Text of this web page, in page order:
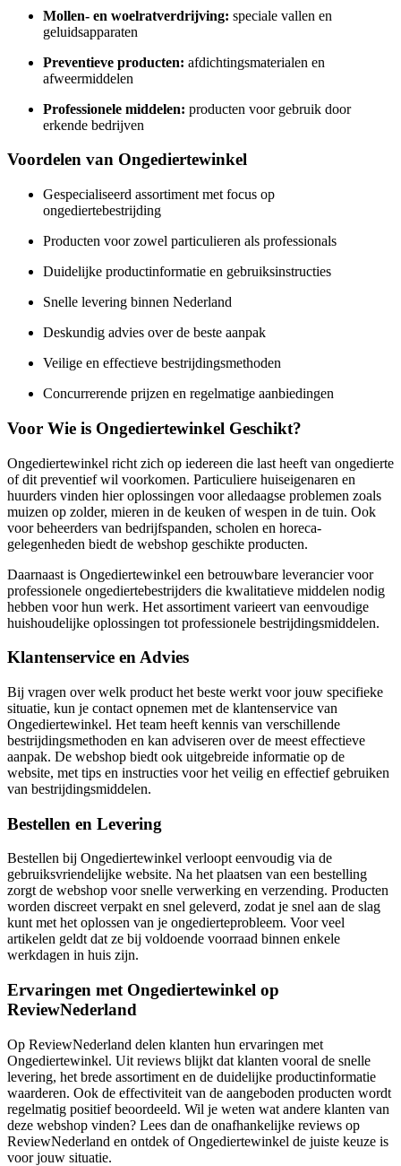
Mollen- en woelratverdrijving: speciale vallen en
geluidsapparaten
Preventieve producten: afdichtingsmaterialen en
afweermiddelen
Professionele middelen: producten voor gebruik door
erkende bedrijven
Voordelen van Ongediertewinkel
Gespecialiseerd assortiment met focus op
ongediertebestrijding
Producten voor zowel particulieren als professionals
Duidelijke productinformatie en gebruiksinstructies
Snelle levering binnen Nederland
Deskundig advies over de beste aanpak
Veilige en effectieve bestrijdingsmethoden
Concurrerende prijzen en regelmatige aanbiedingen
Voor Wie is Ongediertewinkel Geschikt?
Ongediertewinkel richt zich op iedereen die last heeft van ongedierte
of dit preventief wil voorkomen. Particuliere huiseigenaren en
huurders vinden hier oplossingen voor alledaagse problemen zoals
muizen op zolder, mieren in de keuken of wespen in de tuin. Ook
voor beheerders van bedrijfspanden, scholen en horeca-
gelegenheden biedt de webshop geschikte producten.
Daarnaast is Ongediertewinkel een betrouwbare leverancier voor
professionele ongediertebestrijders die kwalitatieve middelen nodig
hebben voor hun werk. Het assortiment varieert van eenvoudige
huishoudelijke oplossingen tot professionele bestrijdingsmiddelen.
Klantenservice en Advies
Bij vragen over welk product het beste werkt voor jouw specifieke
situatie, kun je contact opnemen met de klantenservice van
Ongediertewinkel. Het team heeft kennis van verschillende
bestrijdingsmethoden en kan adviseren over de meest effectieve
aanpak. De webshop biedt ook uitgebreide informatie op de
website, met tips en instructies voor het veilig en effectief gebruiken
van bestrijdingsmiddelen.
Bestellen en Levering
Bestellen bij Ongediertewinkel verloopt eenvoudig via de
gebruiksvriendelijke website. Na het plaatsen van een bestelling
zorgt de webshop voor snelle verwerking en verzending. Producten
worden discreet verpakt en snel geleverd, zodat je snel aan de slag
kunt met het oplossen van je ongedierteprobleem. Voor veel
artikelen geldt dat ze bij voldoende voorraad binnen enkele
werkdagen in huis zijn.
Ervaringen met Ongediertewinkel op
ReviewNederland
Op ReviewNederland delen klanten hun ervaringen met
Ongediertewinkel. Uit reviews blijkt dat klanten vooral de snelle
levering, het brede assortiment en de duidelijke productinformatie
waarderen. Ook de effectiviteit van de aangeboden producten wordt
regelmatig positief beoordeeld. Wil je weten wat andere klanten van
deze webshop vinden? Lees dan de onafhankelijke reviews op
ReviewNederland en ontdek of Ongediertewinkel de juiste keuze is
voor jouw situatie.